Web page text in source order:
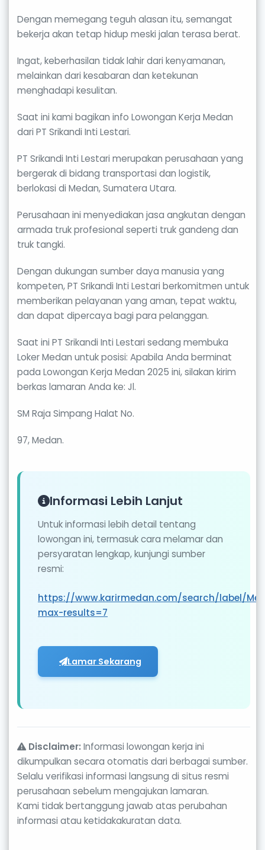
Dengan memegang teguh alasan itu, semangat
bekerja akan tetap hidup meski jalan terasa berat.
Ingat, keberhasilan tidak lahir dari kenyamanan,
melainkan dari kesabaran dan ketekunan
menghadapi kesulitan.
Saat ini kami bagikan info Lowongan Kerja Medan
dari PT Srikandi Inti Lestari.
PT Srikandi Inti Lestari merupakan perusahaan yang
bergerak di bidang transportasi dan logistik,
berlokasi di Medan, Sumatera Utara.
Perusahaan ini menyediakan jasa angkutan dengan
armada truk profesional seperti truk gandeng dan
truk tangki.
Dengan dukungan sumber daya manusia yang
kompeten, PT Srikandi Inti Lestari berkomitmen untuk
memberikan pelayanan yang aman, tepat waktu,
dan dapat dipercaya bagi para pelanggan.
Saat ini PT Srikandi Inti Lestari sedang membuka
Loker Medan untuk posisi: Apabila Anda berminat
pada Lowongan Kerja Medan 2025 ini, silakan kirim
berkas lamaran Anda ke: Jl.
SM Raja Simpang Halat No.
97, Medan.
Informasi Lebih Lanjut
Untuk informasi lebih detail tentang
lowongan ini, termasuk cara melamar dan
persyaratan lengkap, kunjungi sumber
resmi:
https://www.karirmedan.com/search/label/
max-results=7
Lamar Sekarang
Disclaimer: Informasi lowongan kerja ini
dikumpulkan secara otomatis dari berbagai sumber.
Selalu verifikasi informasi langsung di situs resmi
perusahaan sebelum mengajukan lamaran.
Kami tidak bertanggung jawab atas perubahan
informasi atau ketidakakuratan data.